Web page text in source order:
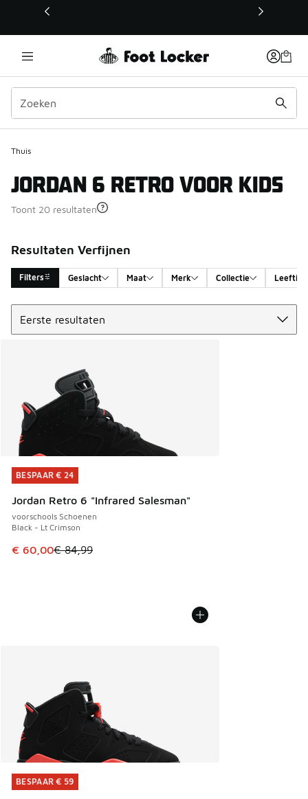
Deze link wordt geopend in een nieuw venster
Thuis
JORDAN 6 RETRO VOOR KIDS
Toont 20 resultaten
Resultaten Verfijnen
Filters Geslacht Maat Merk Collectie
Search Results
BESPAAR € 24
Jordan Retro 6 "Infrared Salesman"
voorschools Schoenen
Black - Lt Crimson
Dit artikel is in de uitverkoop. Dit artikel is in de
€ 60,00€ 84,99
BESPAAR € 24
BESPAAR € 59
BESPAAR € 59